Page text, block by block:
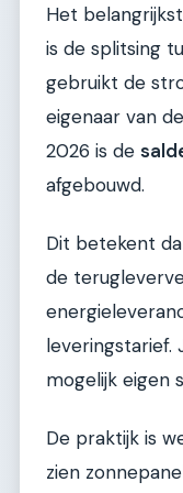
Het
is de splitsing
gebruikt de
eigenaar van
2026 is de
afgebouwd.
Dit betekent
de
leveringstarief.
mogelijk eigen
De praktijk is
zien